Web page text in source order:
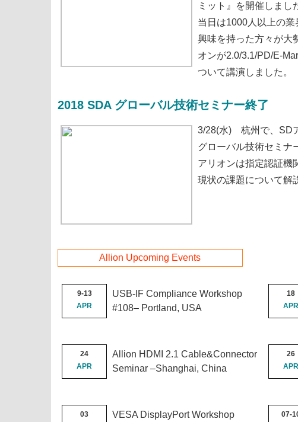
ミット』を開催しまし
当日は1000人以上の
興味を持った方々が大
オンが2.0/3.1/PD/E-
ついて講演しました。
2018 SDA グローバル技術セミナー終了
3/28(水) 杭州で、SD
グローバル技術セミナ
アリオンは指定認証機
現状の課題について解
Allion Upcoming Events
9-13
APR
USB-IF Compliance Workshop
#108– Portland, USA
18
APR
24
APR
Allion HDMI 2.1 Cable&Connector
Seminar –Shanghai, China
26
APR
03
VESA DisplayPort Workshop
07-